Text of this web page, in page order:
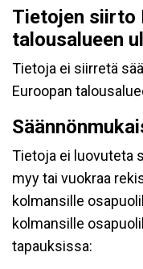
Tietojen siirto
talousalueen
Tietoja ei siirretä
Euroopan
Tietoja ei luovuteta
myy tai vuokraa
kolmansille
kolmansille
tapauksissa: